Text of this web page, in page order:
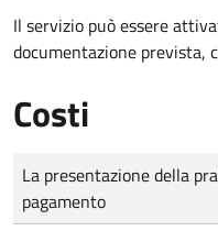
Il servizio può essere
documentazione prevista,
Costi
Tipo di pagamento
Importo
La presentazione della
pagamento